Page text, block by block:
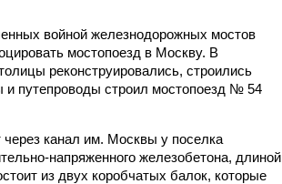
войной железнодорожных мостов
мостопоезд в Москву. В
реконструировались, строились
и путепроводы строил мостопоезд № 54
через канал им. Москвы у поселка
напряженного железобетона, длиной
из двух коробчатых балок, которые